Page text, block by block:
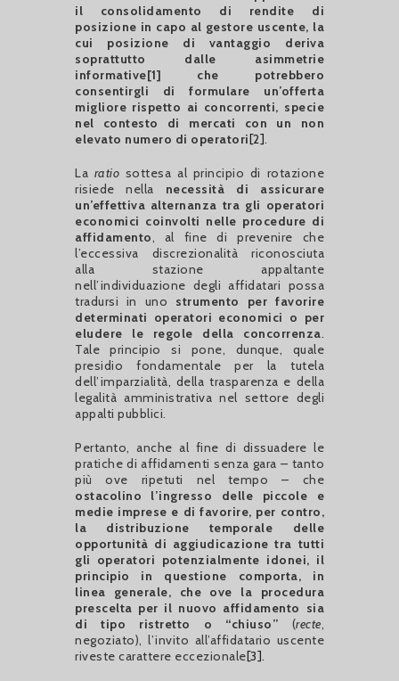
il consolidamento di rendite di
posizione in capo al gestore uscente, la
cui posizione di vantaggio deriva
soprattutto dalle asimmetrie
informative[1] che potrebbero
consentirgli di formulare un’offerta
migliore rispetto ai concorrenti, specie
nel contesto di mercati con un non
elevato numero di operatori [2].
La ratio sottesa al principio di rotazione
risiede nella necessità di assicurare
un’effettiva alternanza tra gli operatori
economici coinvolti nelle procedure di
affidamento, al fine di prevenire che
l’eccessiva discrezionalità riconosciuta
alla stazione appaltante
nell’individuazione degli affidatari possa
tradursi in uno strumento per favorire
determinati operatori economici o per
eludere le regole della concorrenza.
Tale principio si pone, dunque, quale
presidio fondamentale per la tutela
dell’imparzialità, della trasparenza e della
legalità amministrativa nel settore degli
appalti pubblici.
Pertanto, anche al fine di dissuadere le
pratiche di affidamenti senza gara – tanto
più ove ripetuti nel tempo – che
ostacolino l’ingresso delle piccole e
medie imprese e di favorire, per contro,
la distribuzione temporale delle
opportunità di aggiudicazione tra tutti
gli operatori potenzialmente idonei, il
principio in questione comporta, in
linea generale, che ove la procedura
prescelta per il nuovo affidamento sia
di tipo ristretto o “chiuso” (recte,
negoziato), l’invito all’affidatario uscente
riveste carattere eccezionale[3].